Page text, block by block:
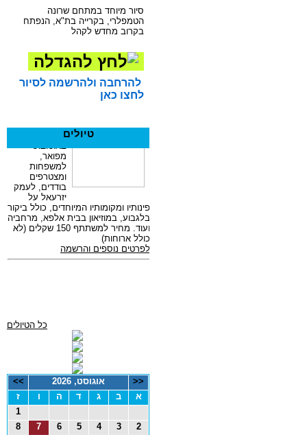
סיור מיוחד במתחם שרונה
הטמפלרי, בקרייה בת"א, הנפתח
בקרוב מחדש לקהל
להרחבה ולהרשמה לסיור
לחצו כאן
טיולים
כל הטיולים
<< אוגוסט, 2026
>>
א
ב ג ד ה ו
ז
1
2
3
4
5
6
7
8